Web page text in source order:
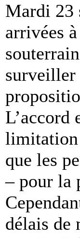
Mardi 23
arrivées
surveiller
L’accord
limitation
que les
– pour la
délais de